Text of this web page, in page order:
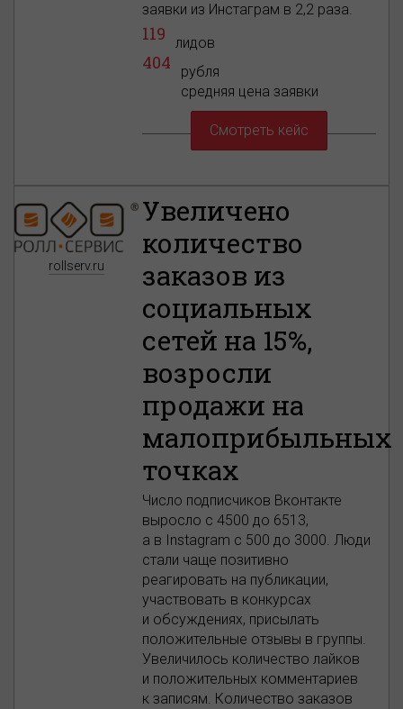
заявки из Инстаграм в 2,2 раза.
119 лидов
404
рубля
средняя цена заявки
Смотреть кейс
rollserv.ru
Увеличено
количество
заказов из
социальных
сетей на 15%,
возросли
продажи на
малоприбыльных
точках
Число подписчиков Вконтакте
выросло с 4500 до 6513,
а в Instagram c 500 до 3000. Люди
стали чаще позитивно
реагировать на публикации,
участвовать в конкурсах
и обсуждениях, присылать
положительные отзывы в группы.
Увеличилось количество лайков
и положительных комментариев
к записям. Количество заказов